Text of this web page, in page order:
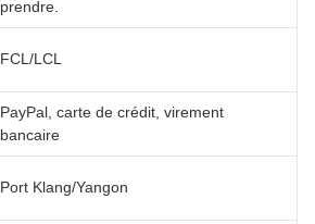
prendre.
FCL/LCL
PayPal, carte de crédit, virement
bancaire
Port Klang/Yangon